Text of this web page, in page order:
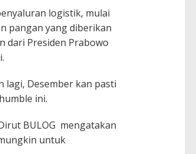
logistik, mulai
pangan yang diberikan
dari Presiden Prabowo
lagi, Desember kan pasti
ini.
BULOG mengatakan
untuk